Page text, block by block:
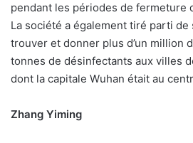
pendant les périodes de fermeture
La société a également tiré parti
trouver et donner plus d’un million
tonnes de désinfectants aux villes
dont la capitale Wuhan était au
Zhang Yiming